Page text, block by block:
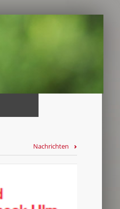
Nachrichten